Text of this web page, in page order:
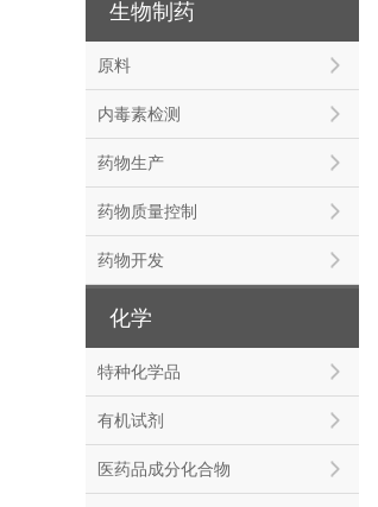
生物制药
原料
内毒素检测
药物生产
药物质量控制
药物开发
化学
特种化学品
有机试剂
医药品成分化合物